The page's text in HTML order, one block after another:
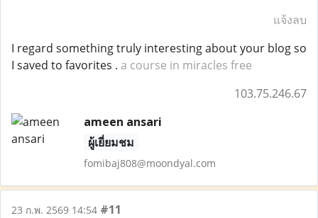
แจ้งลบ
I regard something truly interesting about your blog so
I saved to favorites . a course in miracles free
103.75.246.67
ameen ansari
ผู้เยี่ยมชม
fomibaj808@moondyal.com
23 ก.พ. 2569 14:54 #11